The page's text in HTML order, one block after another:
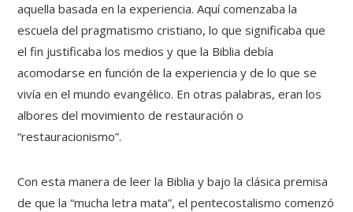
aquella basada en la experiencia. Aquí comenzaba la
escuela del pragmatismo cristiano, lo que significaba que
el fin justificaba los medios y que la Biblia debía
acomodarse en función de la experiencia y de lo que se
vivía en el mundo evangélico. En otras palabras, eran los
albores del movimiento de restauración o
“restauracionismo”.
Con esta manera de leer la Biblia y bajo la clásica premisa
de que la “mucha letra mata”, el pentecostalismo comenzó